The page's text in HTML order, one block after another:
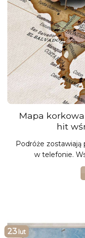
Mapa
hit
Podróże zostawiają
w telefonie.
23 lut